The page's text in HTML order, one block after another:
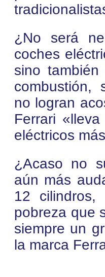
¿No será
coches
sino
combustión,
no logran
Ferrari
eléctricos
¿Acaso no
aún más
12
pobreza que
siempre un
la marca